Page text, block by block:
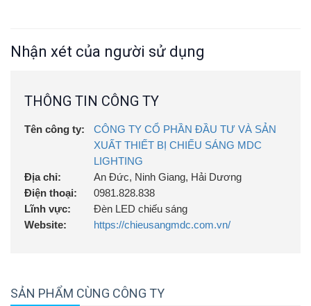
Nhận xét của người sử dụng
THÔNG TIN CÔNG TY
Tên công ty:
CÔNG TY CỔ PHẦN ĐẦU TƯ VÀ SẢN
XUẤT THIẾT BỊ CHIẾU SÁNG MDC
LIGHTING
Địa chỉ:
An Đức, Ninh Giang, Hải Dương
Điện thoại:
0981.828.838
Lĩnh vực:
Đèn LED chiếu sáng
Website:
https://chieusangmdc.com.vn/
SẢN PHẨM CÙNG CÔNG TY